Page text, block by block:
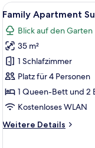
Holzschrank und
Alle
Fotos
für
Family
Apartment
Superior
anzeigen
16
Family Apartment
Blick auf den Garten
35 m²
1 Schlafzimmer
Platz für 4 Personen
1 Queen-Bett und 2
Kostenloses WLAN
Weitere Details
Weitere